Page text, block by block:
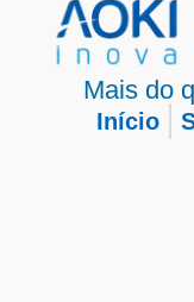
Mais do
Início